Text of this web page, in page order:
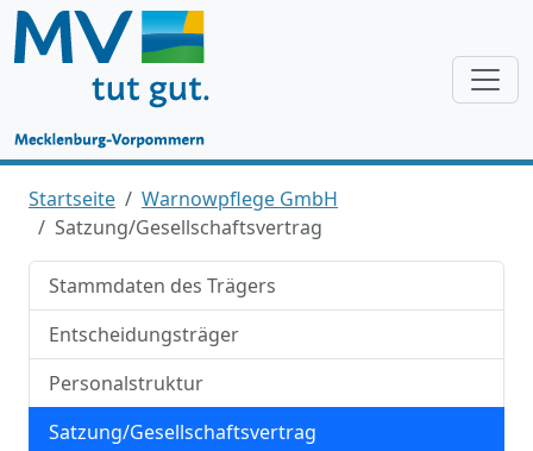
Startseite
Warnowpflege GmbH
Satzung/Gesellschaftsvertrag
Stammdaten des Trägers
Entscheidungsträger
Personalstruktur
Satzung/Gesellschaftsvertrag